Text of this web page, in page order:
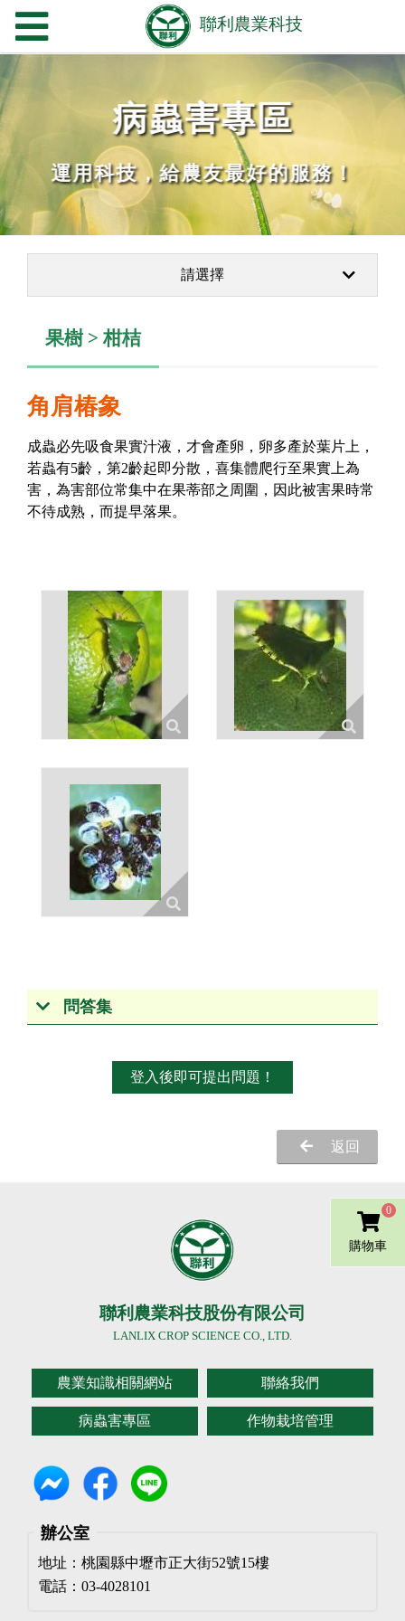
病蟲害專區
運用科技，給農友最好的服務！
請選擇
果樹 > 柑桔
角肩椿象
成蟲必先吸食果實汁液，才會產卵，卵多產於葉片上，
若蟲有5齡，第2齡起即分散，喜集體爬行至果實上為
害，為害部位常集中在果蒂部之周圍，因此被害果時常
不待成熟，而提早落果。
問答集
登入後即可提出問題！
返回
聯利農業科技股份有限公司
LANLIX CROP SCIENCE CO., LTD.
農業知識相關網站 聯絡我們
病蟲害專區 作物栽培管理
辦公室
地址：桃園縣中壢市正大街52號15樓
電話：03-4028101
0
購物車